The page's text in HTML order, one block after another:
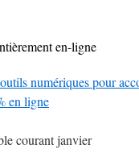
en-ligne
numériques pour
en ligne
courant janvier